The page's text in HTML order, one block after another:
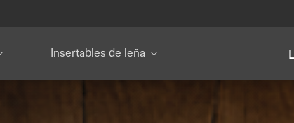
Insertables de leña